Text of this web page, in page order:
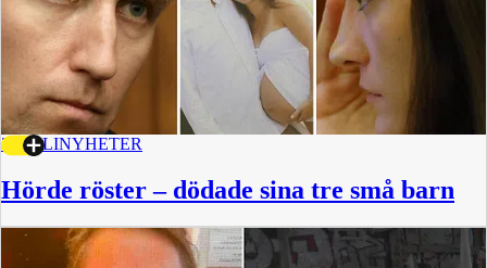
31 JULINYHETER
Hörde röster – dödade sina tre små barn